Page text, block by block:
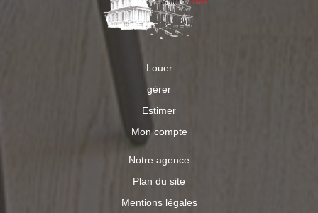
Louer
gérer
Estimer
Mon compte
Notre agence
Plan du site
Mentions légales